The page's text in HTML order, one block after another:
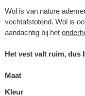
Wol is van nature
vochtafstotend. Wol is
aandachtig bij het
Het vest valt ruim, dus
Maat
Kleur